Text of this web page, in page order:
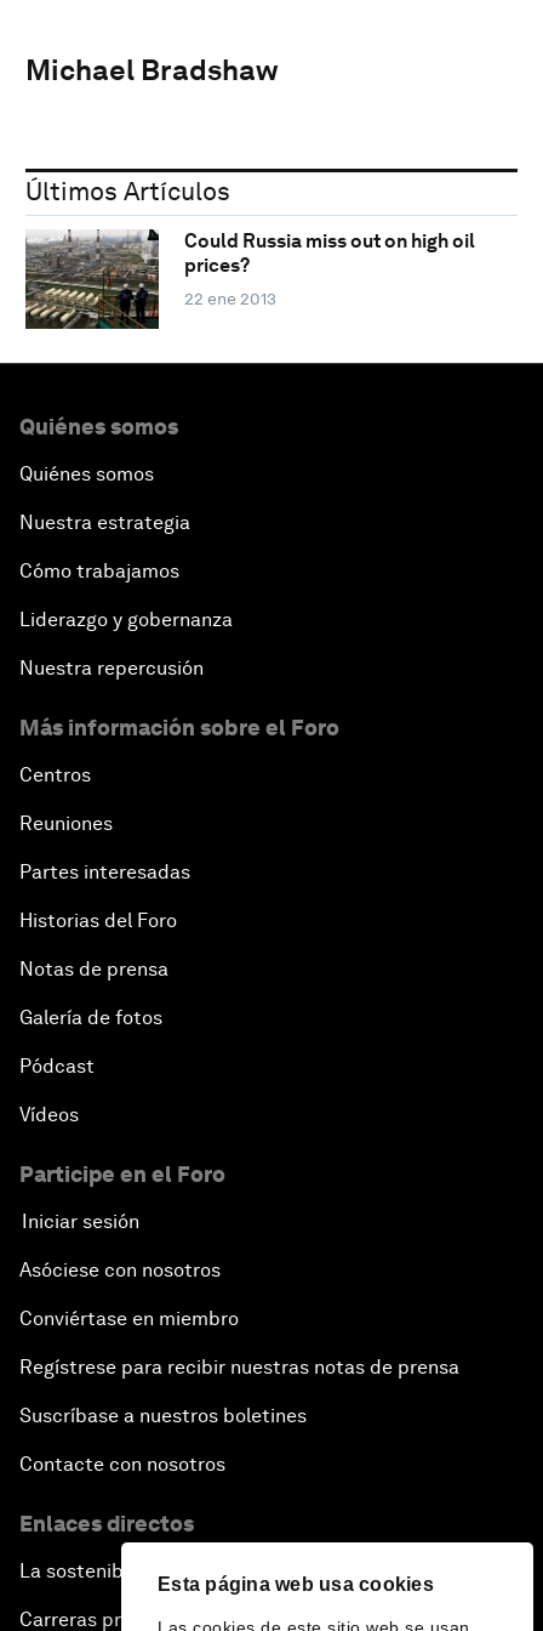
Esta página web usa cookies
Michael Bradshaw
Últimos Artículos
Could Russia miss out on high oil
prices?
22 ene 2013
Quiénes somos
Quiénes somos
Nuestra estrategia
Cómo trabajamos
Liderazgo y gobernanza
Nuestra repercusión
Más información sobre el Foro
Centros
Reuniones
Partes interesadas
Historias del Foro
Notas de prensa
Galería de fotos
Pódcast
Vídeos
Participe en el Foro
Iniciar sesión
Asóciese con nosotros
Conviértase en miembro
Regístrese para recibir nuestras notas de prensa
Suscríbase a nuestros boletines
Contacte con nosotros
Enlaces directos
La sostenibilidad en el Foro
Carreras profesionales